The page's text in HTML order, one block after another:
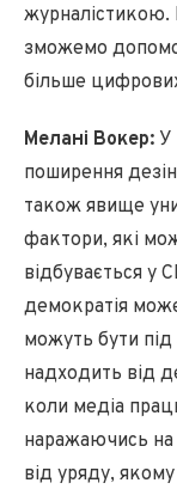
журналістикою.
зможемо
більше
Мелані Вокер: У
поширення
також явище
фактори, які
відбувається у
демократія
можуть бути під
надходить від
коли медіа
наражаючись
від уряду, якому